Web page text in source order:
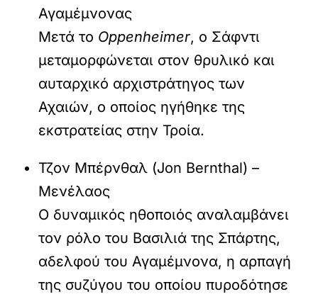
Αγαμέμνονας
Μετά το Oppenheimer, ο Σάφντι
μεταμορφώνεται στον θρυλικό και
αυταρχικό αρχιστράτηγος των
Αχαιών, ο οποίος ηγήθηκε της
εκστρατείας στην Τροία.
Τζον Μπέρνθαλ (Jon Bernthal) –
Μενέλαος
Ο δυναμικός ηθοποιός αναλαμβάνει
τον ρόλο του Βασιλιά της Σπάρτης,
αδελφού του Αγαμέμνονα, η αρπαγή
της συζύγου του οποίου πυροδότησε